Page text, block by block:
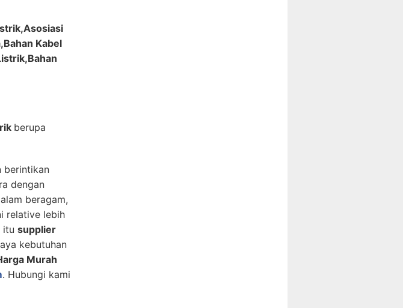
Kabel
berupa
berintikan
dengan
beragam,
relative lebih
itu supplier
kebutuhan
Murah
. Hubungi kami